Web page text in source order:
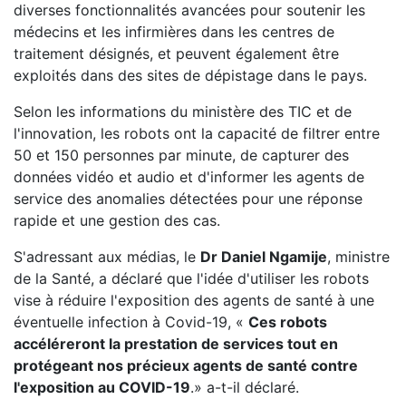
diverses fonctionnalités avancées pour soutenir les
médecins et les infirmières dans les centres de
traitement désignés, et peuvent également être
exploités dans des sites de dépistage dans le pays.
Selon les informations du ministère des TIC et de
l'innovation, les robots ont la capacité de filtrer entre
50 et 150 personnes par minute, de capturer des
données vidéo et audio et d'informer les agents de
service des anomalies détectées pour une réponse
rapide et une gestion des cas.
S'adressant aux médias, le Dr Daniel Ngamije, ministre
de la Santé, a déclaré que l'idée d'utiliser les robots
vise à réduire l'exposition des agents de santé à une
éventuelle infection à Covid-19, « Ces robots
accéléreront la prestation de services tout en
protégeant nos précieux agents de santé contre
l'exposition au COVID-19.» a-t-il déclaré.